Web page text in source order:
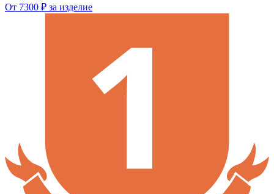
От 7300 ₽ за изделие